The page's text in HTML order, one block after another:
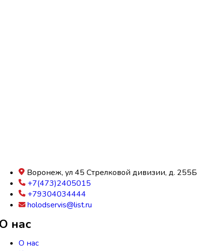
Воронеж, ул 45 Стрелковой дивизии, д. 255Б
+7(473)2405015
+79304034444
holodservis@list.ru
нас
О нас